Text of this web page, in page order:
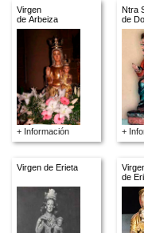
Virgen
de Arbeiza
+ Información
Ntra
de
+
Virgen de Erieta
de